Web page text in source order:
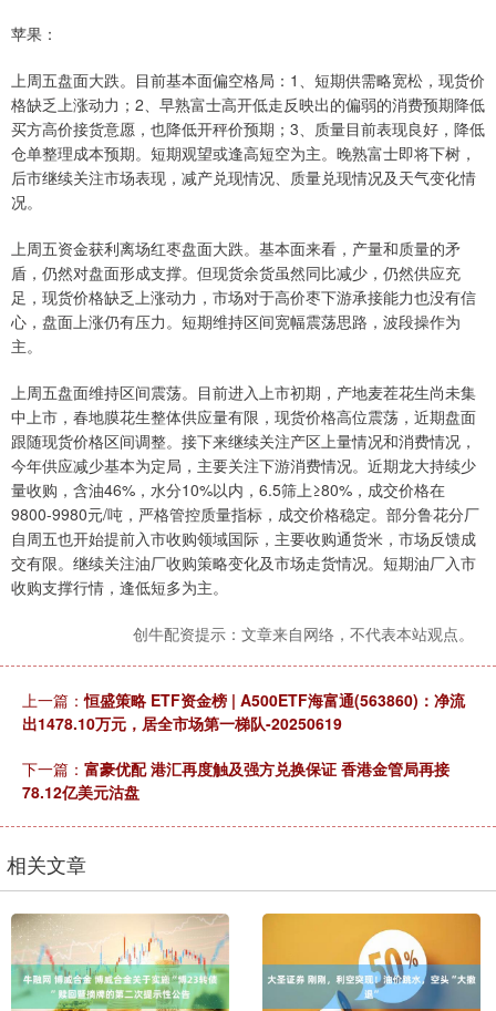
苹果：
上周五盘面大跌。目前基本面偏空格局：1、短期供需略宽松，现货价
格缺乏上涨动力；2、早熟富士高开低走反映出的偏弱的消费预期降低
买方高价接货意愿，也降低开秤价预期；3、质量目前表现良好，降低
仓单整理成本预期。短期观望或逢高短空为主。晚熟富士即将下树，
后市继续关注市场表现，减产兑现情况、质量兑现情况及天气变化情
况。
上周五资金获利离场红枣盘面大跌。基本面来看，产量和质量的矛
盾，仍然对盘面形成支撑。但现货余货虽然同比减少，仍然供应充
足，现货价格缺乏上涨动力，市场对于高价枣下游承接能力也没有信
心，盘面上涨仍有压力。短期维持区间宽幅震荡思路，波段操作为
主。
上周五盘面维持区间震荡。目前进入上市初期，产地麦茬花生尚未集
中上市，春地膜花生整体供应量有限，现货价格高位震荡，近期盘面
跟随现货价格区间调整。接下来继续关注产区上量情况和消费情况，
今年供应减少基本为定局，主要关注下游消费情况。近期龙大持续少
量收购，含油46%，水分10%以内，6.5筛上≥80%，成交价格在
9800-9980元/吨，严格管控质量指标，成交价格稳定。部分鲁花分厂
自周五也开始提前入市收购领域国际，主要收购通货米，市场反馈成
交有限。继续关注油厂收购策略变化及市场走货情况。短期油厂入市
收购支撑行情，逢低短多为主。
创牛配资提示：文章来自网络，不代表本站观点。
上一篇：恒盛策略 ETF资金榜 | A500ETF海富通(563860)：净流
出1478.10万元，居全市场第一梯队-20250619
下一篇： 富豪优配 港汇再度触及强方兑换保证 香港金管局再接
78.12亿美元沽盘
相关文章